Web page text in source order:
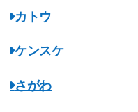
カトウ
ケンスケ
さがわ